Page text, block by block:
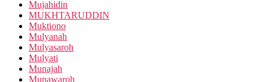
Mujahidin
MUKHTARUDDIN
Muktiono
Mulyanah
Mulyasaroh
Mulyati
Munajah
Munawaroh